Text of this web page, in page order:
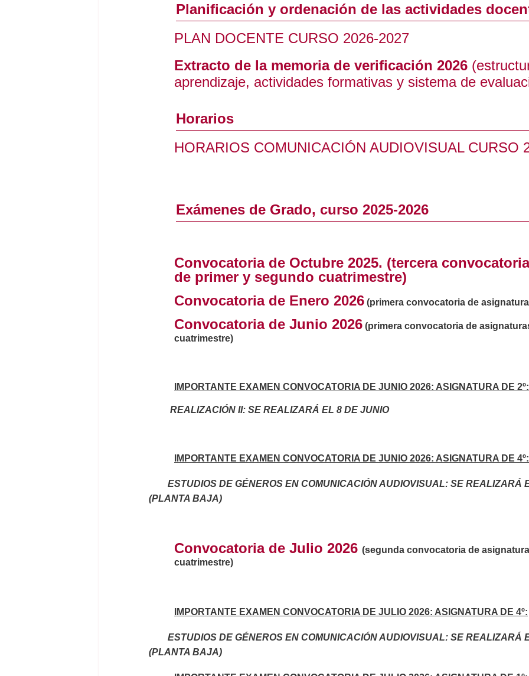
Planificación y ordenación de las actividades
PLAN DOCENTE CURSO 2026-2027
Extracto de la memoria de verificación 2026
aprendizaje, actividades formativas y sistema de
Horarios
HORARIOS COMUNICACIÓN AUDIOVISUAL CURSO
Exámenes de Grado, curso 2025-2026
Convocatoria de Octubre 2025. (tercera
de primer y segundo cuatrimestre)
Convocatoria de Enero 2026 (primera convocatoria de
Convocatoria de Junio 2026 (primera convocatoria de
cuatrimestre)
IMPORTANTE EXAMEN CONVOCATORIA DE JUNIO 2026: ASIGNATURA DE 2º:
REALIZACIÓN II: SE REALIZARÁ EL 8 DE JUNIO
IMPORTANTE EXAMEN CONVOCATORIA DE JUNIO 2026: ASIGNATURA DE 4º:
ESTUDIOS DE GÉNEROS EN COMUNICACIÓN AUDIOVISUAL: SE
(PLANTA BAJA)
Convocatoria de Julio 2026 (segunda convocatoria de
cuatrimestre)
IMPORTANTE EXAMEN CONVOCATORIA DE JULIO 2026: ASIGNATURA DE 4º:
ESTUDIOS DE GÉNEROS EN COMUNICACIÓN AUDIOVISUAL: SE
(PLANTA BAJA)